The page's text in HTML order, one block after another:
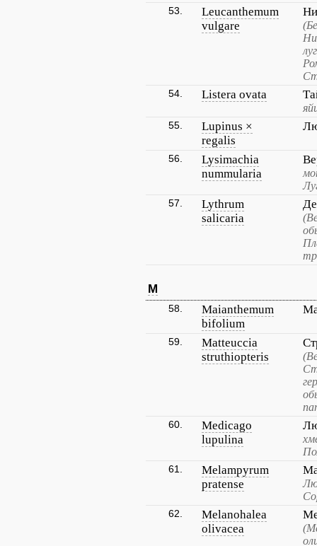
53.
Leucanthemum
vulgare
54. Listera ovata
55.
Lupinus ×
regalis
56.
Lysimachia
nummularia
57.
Lythrum
salicaria
M
58.
Maianthemum
bifolium
59.
Matteuccia
struthiopteris
60.
Medicago
lupulina
61.
Melampyrum
pratense
62.
Melanohalea
olivacea